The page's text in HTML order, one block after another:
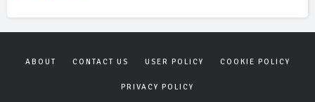
ABOUT CONTACT US USER POLICY COOKIE POLICY
PRIVACY POLICY